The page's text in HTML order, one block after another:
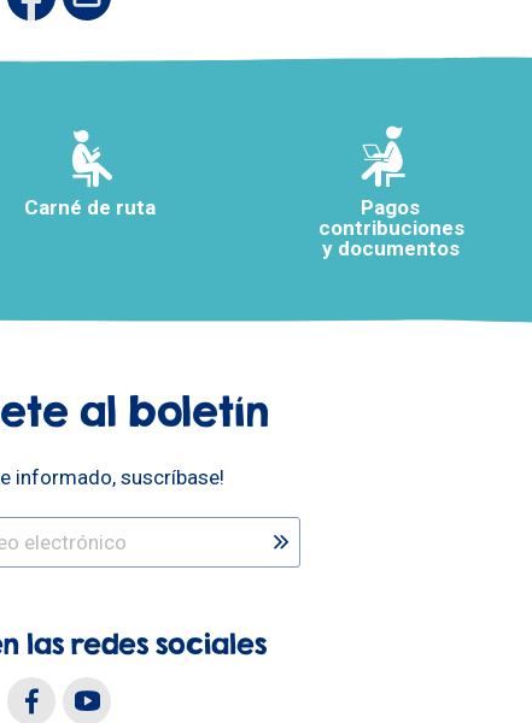
Carné de ruta
Pagos
contribuciones
y documentos
al boletín
informado, suscríbase!
las redes sociales